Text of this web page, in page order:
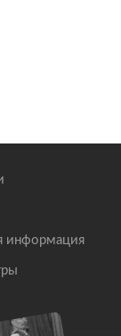
информация